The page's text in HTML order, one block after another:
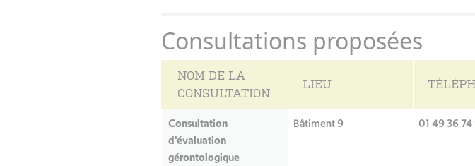
Consultations proposées
NOM DE LA
CONSULTATION
LIEU
Consultation
d'évaluation
gérontologique
Bâtiment 9 01 49 36 74